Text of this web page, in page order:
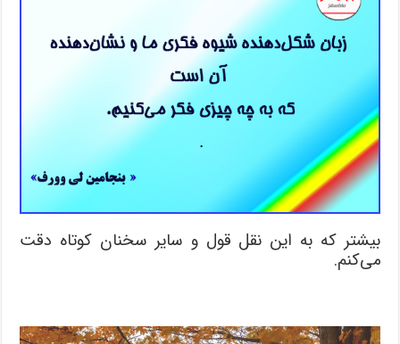
بیشتر که به این نقل قول و سایر سخنان کوتاه دقت
می‌کنم.